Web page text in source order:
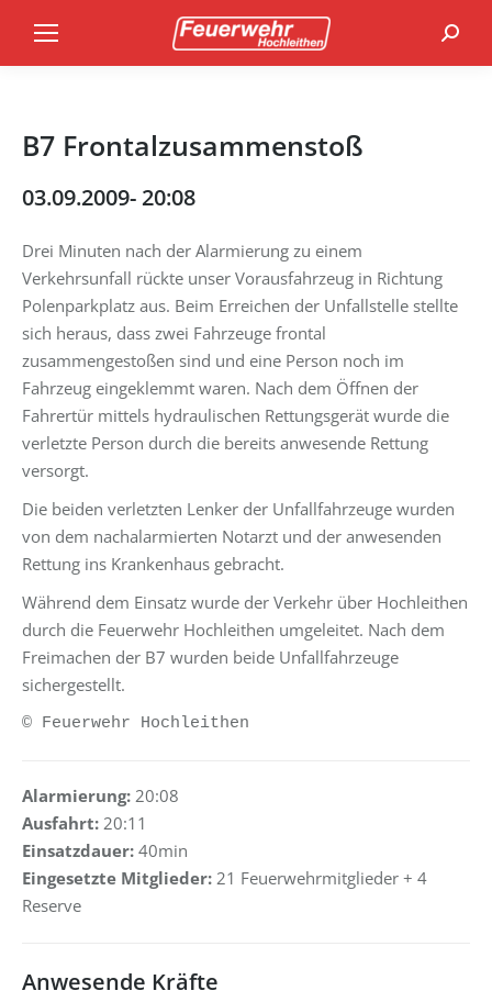
B7 Frontalzusammenstoß
03.09.2009- 20:08
Drei Minuten nach der Alarmierung zu einem
Verkehrsunfall rückte unser Vorausfahrzeug in Richtung
Polenparkplatz aus. Beim Erreichen der Unfallstelle stellte
sich heraus, dass zwei Fahrzeuge frontal
zusammengestoßen sind und eine Person noch im
Fahrzeug eingeklemmt waren. Nach dem Öffnen der
Fahrertür mittels hydraulischen Rettungsgerät wurde die
verletzte Person durch die bereits anwesende Rettung
versorgt.
Die beiden verletzten Lenker der Unfallfahrzeuge wurden
von dem nachalarmierten Notarzt und der anwesenden
Rettung ins Krankenhaus gebracht.
Während dem Einsatz wurde der Verkehr über Hochleithen
durch die Feuerwehr Hochleithen umgeleitet. Nach dem
Freimachen der B7 wurden beide Unfallfahrzeuge
sichergestellt.
© Feuerwehr Hochleithen
Alarmierung: 20:08
Ausfahrt: 20:11
Einsatzdauer: 40min
Eingesetzte Mitglieder: 21 Feuerwehrmitglieder + 4
Reserve
Anwesende Kräfte